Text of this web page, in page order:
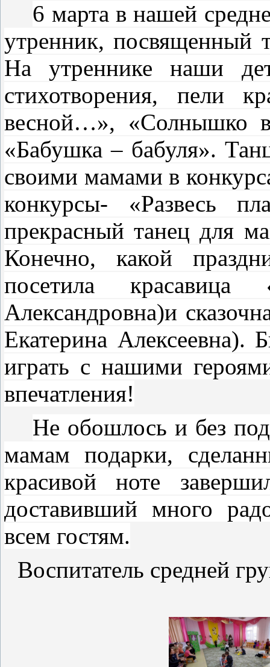
6 марта в нашей
утренник, посвященный
На утреннике наши
стихотворения, пели
весной…», «Солнышко
«Бабушка – бабуля».
своими мамами в
конкурсы- «Развесь
прекрасный танец для
Конечно, какой
посетила красавица
Александровна)и
Екатерина Алексеевна).
играть с нашими
впечатления!
Не обошлось и без
мамам подарки,
красивой ноте
доставивший много
всем гостям.
Воспитатель средней